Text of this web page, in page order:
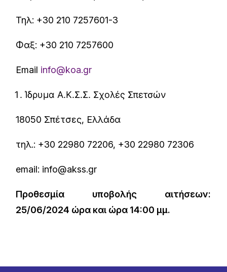
Τηλ: +30 210 7257601-3
Φαξ: +30 210 7257600
Email info@koa.gr
Ίδρυμα A.Κ.Σ.Σ. Σχολές Σπετσών
18050 Σπέτσες, Ελλάδα
τηλ.: +30 22980 72206, +30 22980 72306
email: info@akss.gr
Προθεσμία υποβολής αιτήσεων:
25/06/2024 ώρα και ώρα 14:00 μμ.